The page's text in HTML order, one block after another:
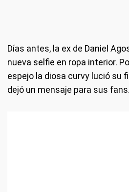
Días antes, la ex de Daniel
nueva selfie en ropa interior.
espejo la diosa curvy lució su
dejó un mensaje para sus fans.